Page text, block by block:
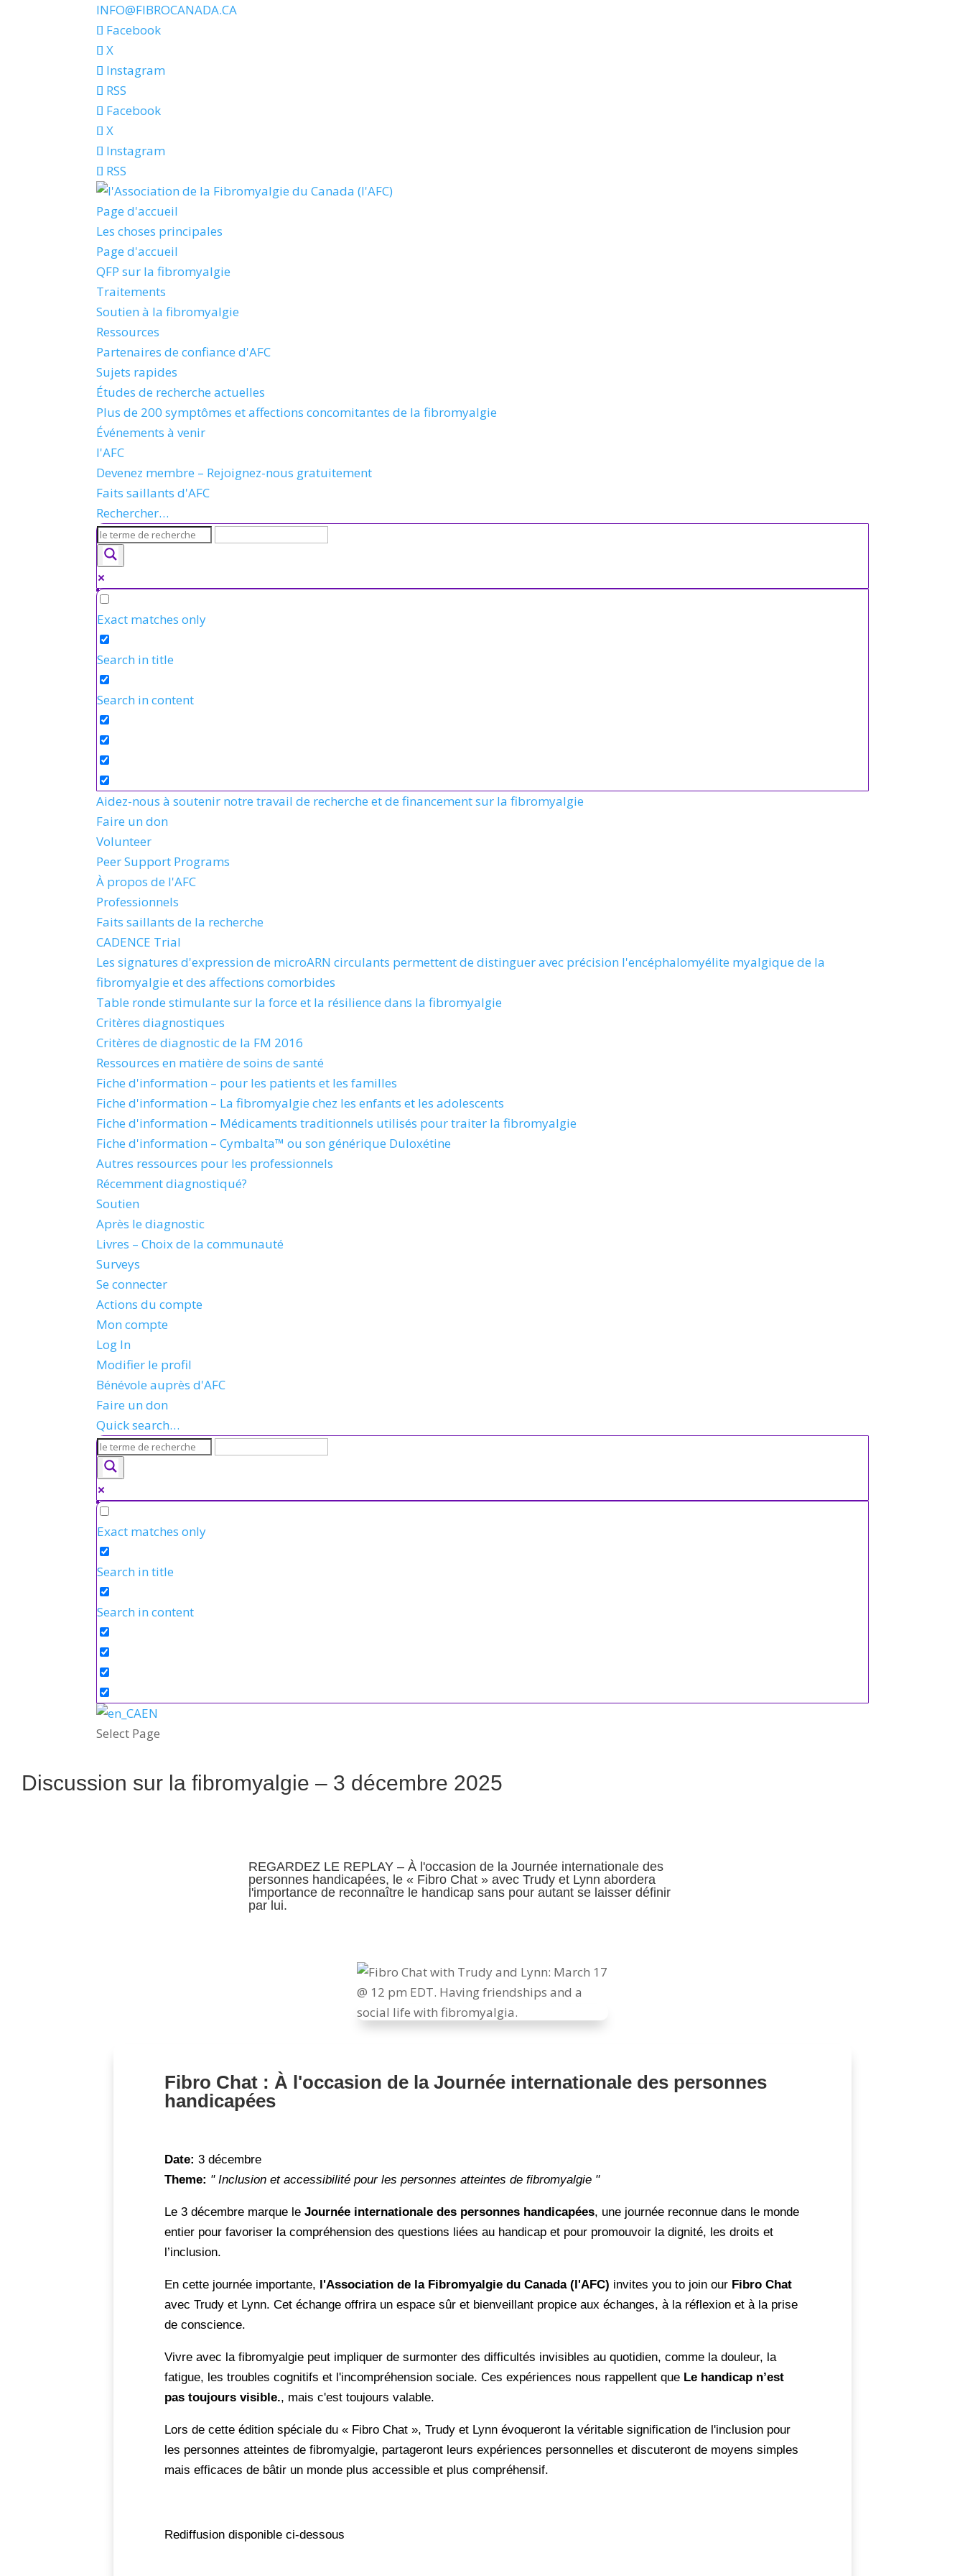
INFO@FIBROCANADA.CA
Facebook
X
Instagram
RSS
Facebook
X
Instagram
RSS
Page d'accueil
Les choses principales
Page d'accueil
QFP sur la fibromyalgie
Traitements
Soutien à la fibromyalgie
Ressources
Partenaires de confiance d'AFC
Sujets rapides
Études de recherche actuelles
Plus de 200 symptômes et affections concomitantes de la fibromyalgie
Événements à venir
l'AFC
Devenez membre – Rejoignez-nous gratuitement
Faits saillants d'AFC
Rechercher…
Exact matches only
Search in title
Search in content
Aidez-nous à soutenir notre travail de recherche et de financement sur la fibromyalgie
Faire un don
Volunteer
Peer Support Programs
À propos de l'AFC
Professionnels
Faits saillants de la recherche
CADENCE Trial
Les signatures d'expression de microARN circulants permettent de distinguer avec précision l'encéphalomyélite myalgique de la
fibromyalgie et des affections comorbides
Table ronde stimulante sur la force et la résilience dans la fibromyalgie
Critères diagnostiques
Critères de diagnostic de la FM 2016
Ressources en matière de soins de santé
Fiche d'information – pour les patients et les familles
Fiche d'information – La fibromyalgie chez les enfants et les adolescents
Fiche d'information – Médicaments traditionnels utilisés pour traiter la fibromyalgie
Fiche d'information – Cymbalta™ ou son générique Duloxétine
Autres ressources pour les professionnels
Récemment diagnostiqué?
Soutien
Après le diagnostic
Livres – Choix de la communauté
Surveys
Se connecter
Actions du compte
Mon compte
Log In
Modifier le profil
Bénévole auprès d'AFC
Faire un don
Quick search…
Exact matches only
Search in title
Search in content
EN
Select Page
Discussion sur la fibromyalgie – 3 décembre 2025
REGARDEZ LE REPLAY – À l'occasion de la Journée internationale des
personnes handicapées, le « Fibro Chat » avec Trudy et Lynn abordera
l'importance de reconnaître le handicap sans pour autant se laisser définir
par lui.
Fibro Chat : À l'occasion de la Journée internationale des personnes
handicapées
Date: 3 décembre
Theme: " Inclusion et accessibilité pour les personnes atteintes de fibromyalgie "
Le 3 décembre marque le Journée internationale des personnes handicapées, une journée reconnue dans le monde
entier pour favoriser la compréhension des questions liées au handicap et pour promouvoir la dignité, les droits et
l’inclusion.
En cette journée importante, l'Association de la Fibromyalgie du Canada (l'AFC) invites you to join our Fibro Chat
avec Trudy et Lynn. Cet échange offrira un espace sûr et bienveillant propice aux échanges, à la réflexion et à la prise
de conscience.
Vivre avec la fibromyalgie peut impliquer de surmonter des difficultés invisibles au quotidien, comme la douleur, la
fatigue, les troubles cognitifs et l'incompréhension sociale. Ces expériences nous rappellent que Le handicap n’est
pas toujours visible., mais c'est toujours valable.
Lors de cette édition spéciale du « Fibro Chat », Trudy et Lynn évoqueront la véritable signification de l'inclusion pour
les personnes atteintes de fibromyalgie, partageront leurs expériences personnelles et discuteront de moyens simples
mais efficaces de bâtir un monde plus accessible et plus compréhensif.
Rediffusion disponible ci-dessous